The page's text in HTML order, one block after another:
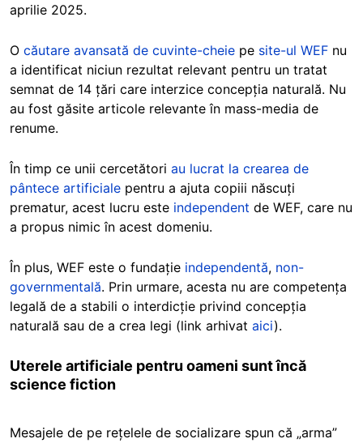
aprilie 2025.
O căutare avansată de cuvinte-cheie pe site-ul WEF nu
a identificat niciun rezultat relevant pentru un tratat
semnat de 14 țări care interzice concepția naturală. Nu
au fost găsite articole relevante în mass-media de
renume.
În timp ce unii cercetători au lucrat la crearea de
pântece artificiale pentru a ajuta copiii născuți
prematur, acest lucru este independent de WEF, care nu
a propus nimic în acest domeniu.
În plus, WEF este o fundație independentă, non-
governmentală. Prin urmare, acesta nu are competența
legală de a stabili o interdicție privind concepția
naturală sau de a crea legi (link arhivat aici).
Uterele artificiale pentru oameni sunt încă
science fiction
Mesajele de pe rețelele de socializare spun că „arma”